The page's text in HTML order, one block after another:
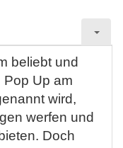
beliebt und
Up am
wird,
werfen und
Doch